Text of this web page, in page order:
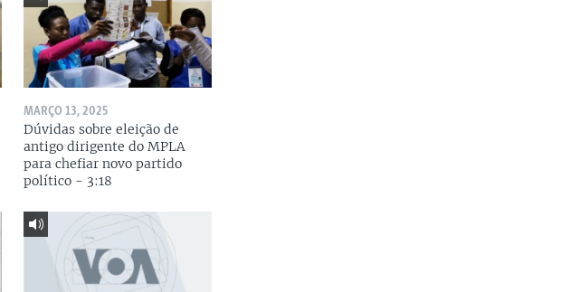
MARÇO 13, 2025
Dúvidas sobre eleição de
antigo dirigente do MPLA
para chefiar novo partido
político - 3:18